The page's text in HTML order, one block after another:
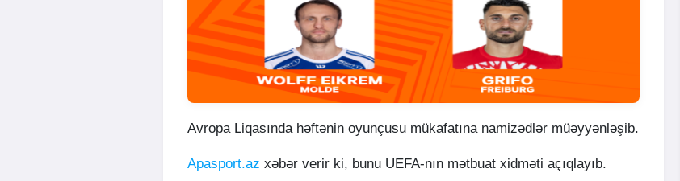
Avropa Liqasında həftənin oyunçusu mükafatına namizədlər müəyyənləşib.
Apasport.az xəbər verir ki, bunu UEFA-nın mətbuat xidməti açıqlayıb.